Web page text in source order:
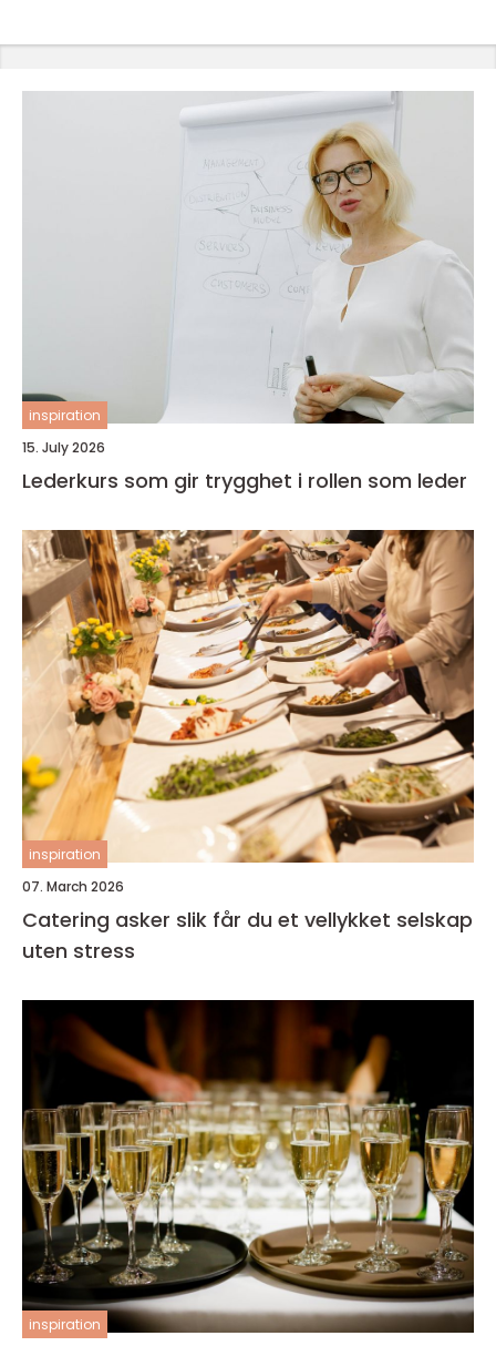
inspiration
15. July 2026
Lederkurs som gir trygghet i rollen som leder
inspiration
07. March 2026
Catering asker slik får du et vellykket selskap
uten stress
inspiration